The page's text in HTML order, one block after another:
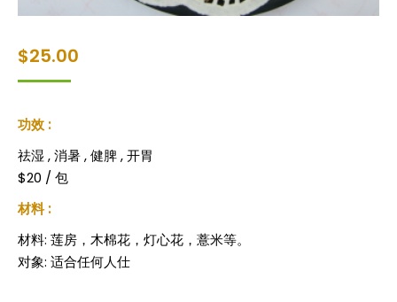
$25.00
功效 :
祛湿 , 消暑 , 健脾 , 开胃
$20 / 包
材料 :
材料: 莲房，木棉花，灯心花，薏米等。
对象: 适合任何人仕